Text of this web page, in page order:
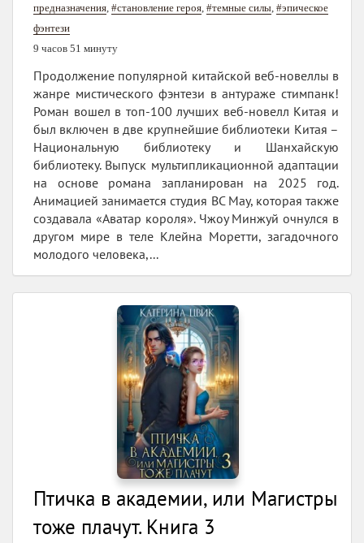
предназначения #становление героя #темные силы #эпическое
фэнтези
9 часов 51 минуту
Продолжение популярной китайской веб-новеллы в
жанре мистического фэнтези в антураже стимпанк!
Роман вошел в топ-100 лучших веб-новелл Китая и
был включен в две крупнейшие библиотеки Китая –
Национальную библиотеку и Шанхайскую
библиотеку. Выпуск мультипликационной адаптации
на основе романа запланирован на 2025 год.
Анимацией занимается студия BC May, которая также
создавала «Аватар короля». Чжоу Минжуй очнулся в
другом мире в теле Клейна Моретти, загадочного
молодого человека,...
Птичка в академии, или Магистры
тоже плачут. Книга 3